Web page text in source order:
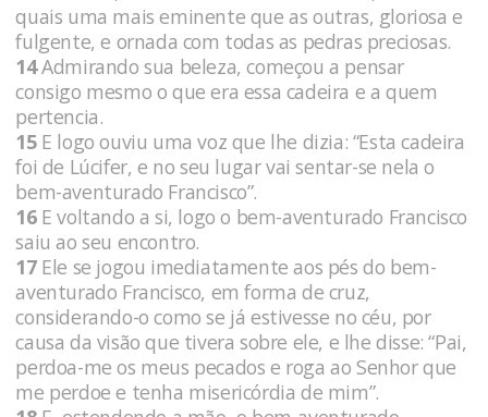
quais uma mais eminente que as outras, gloriosa e
fulgente, e ornada com todas as pedras preciosas.
14Admirando sua beleza, começou a pensar
consigo mesmo o que era essa cadeira e a quem
pertencia.
15E logo ouviu uma voz que lhe dizia: “Esta cadeira
foi de Lúcifer, e no seu lugar vai sentar-se nela o
bem-aventurado Francisco”.
16E voltando a si, logo o bem-aventurado Francisco
saiu ao seu encontro.
17Ele se jogou imediatamente aos pés do bem-
aventurado Francisco, em forma de cruz,
considerando-o como se já estivesse no céu, por
causa da visão que tivera sobre ele, e lhe disse: “Pai,
perdoa-me os meus pecados e roga ao Senhor que
me perdoe e tenha misericórdia de mim”.